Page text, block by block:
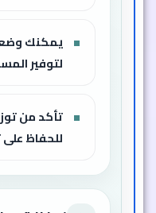
يمكنك
لتوفير
تأكد من
للحفاظ على